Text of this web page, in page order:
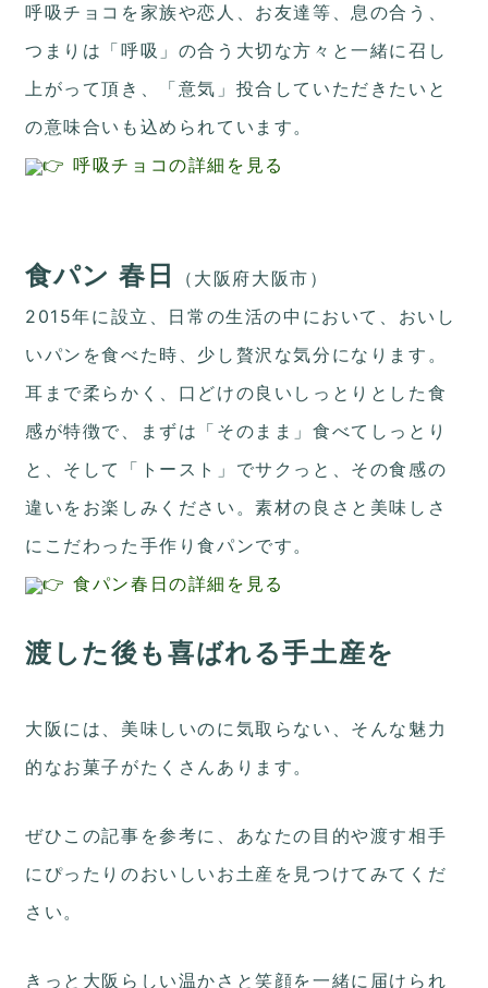
呼吸チョコを家族や恋人、お友達等、息の合う、
つまりは「呼吸」の合う大切な方々と一緒に召し
上がって頂き、「意気」投合していただきたいと
の意味合いも込められています。
👉 呼吸チョコの詳細を見る
食パン 春日
（大阪府大阪市）
2015年に設立、日常の生活の中において、おいし
いパンを食べた時、少し贅沢な気分になります。
耳まで柔らかく、口どけの良いしっとりとした食
感が特徴で、まずは「そのまま」食べてしっとり
と、そして「トースト」でサクっと、その食感の
違いをお楽しみください。素材の良さと美味しさ
にこだわった手作り食パンです。
👉 食パン春日の詳細を見る
渡した後も喜ばれる手土産を
大阪には、美味しいのに気取らない、そんな魅力
的なお菓子がたくさんあります。
ぜひこの記事を参考に、あなたの目的や渡す相手
にぴったりのおいしいお土産を見つけてみてくだ
さい。
きっと大阪らしい温かさと笑顔を一緒に届けられ